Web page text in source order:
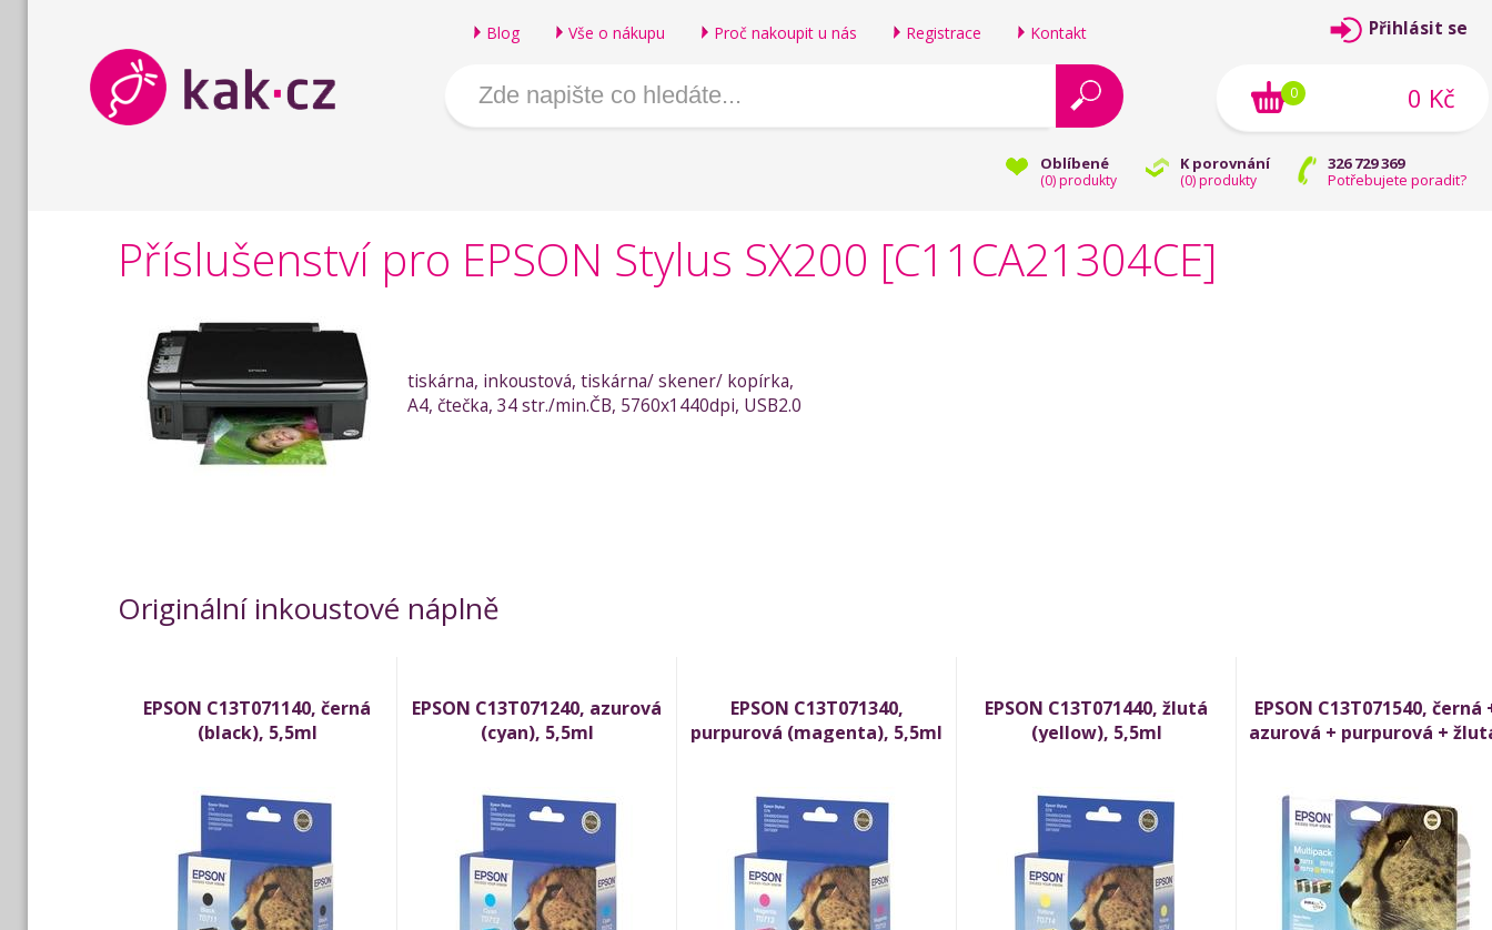
Blog Vše o nákupu Proč nakoupit u nás Registrace Kontakt
Oblíbené
(0) produkty
K porovnání
(0) produkty
326 729 369
Potřebujete poradit?
Přihlásit se
0 Kč
0
Příslušenství pro EPSON Stylus SX200 [C11CA21304CE]
tiskárna, inkoustová, tiskárna/ skener/ kopírka,
A4, čtečka, 34 str./min.ČB, 5760x1440dpi, USB2.0
Originální inkoustové náplně
EPSON C13T071140, černá
(black), 5,5ml
EPSON C13T071240, azurová
(cyan), 5,5ml
EPSON C13T071340,
purpurová (magenta), 5,5ml
EPSON C13T071440, žlutá
(yellow), 5,5ml
EPSON C13T071540, černá
azurová + purpurová +